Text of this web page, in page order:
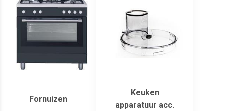
Fornuizen
Keuken
apparatuur acc.